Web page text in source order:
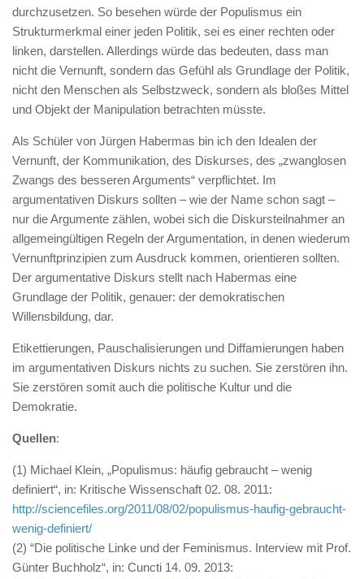
durchzusetzen. So besehen würde der Populismus ein
Strukturmerkmal einer jeden Politik, sei es einer rechten oder
linken, darstellen. Allerdings würde das bedeuten, dass man
nicht die Vernunft, sondern das Gefühl als Grundlage der Politik,
nicht den Menschen als Selbstzweck, sondern als bloßes Mittel
und Objekt der Manipulation betrachten müsste.
Als Schüler von Jürgen Habermas bin ich den Idealen der
Vernunft, der Kommunikation, des Diskurses, des „zwanglosen
Zwangs des besseren Arguments“ verpflichtet. Im
argumentativen Diskurs sollten – wie der Name schon sagt –
nur die Argumente zählen, wobei sich die Diskursteilnahmer an
allgemeingültigen Regeln der Argumentation, in denen wiederum
Vernunftprinzipien zum Ausdruck kommen, orientieren sollten.
Der argumentative Diskurs stellt nach Habermas eine
Grundlage der Politik, genauer: der demokratischen
Willensbildung, dar.
Etikettierungen, Pauschalisierungen und Diffamierungen haben
im argumentativen Diskurs nichts zu suchen. Sie zerstören ihn.
Sie zerstören somit auch die politische Kultur und die
Demokratie.
Quellen:
(1) Michael Klein, „Populismus: häufig gebraucht – wenig
definiert“, in: Kritische Wissenschaft 02. 08. 2011:
http://sciencefiles.org/2011/08/02/populismus-haufig-gebraucht-
wenig-definiert/
(2) “Die politische Linke und der Feminismus. Interview mit Prof.
Günter Buchholz“, in: Cuncti 14. 09. 2013: